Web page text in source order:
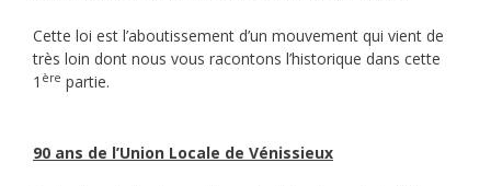
Cette loi est l’aboutissement d’un mouvement qui vient de
très loin dont nous vous racontons l’historique dans cette
1 ère partie.
90 ans de l’Union Locale de Vénissieux